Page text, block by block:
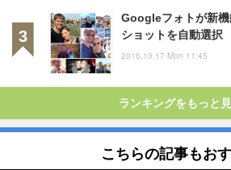
Googleフォトが新機
ショットを自動選択
2016.10.17 Mon 11:45
ランキングをもっと
こちらの記事もお